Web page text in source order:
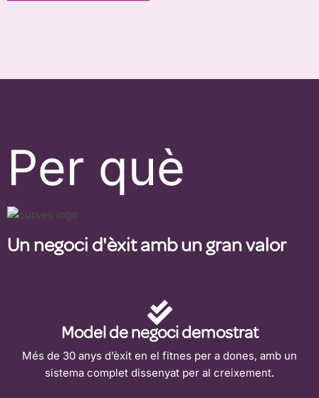
Per què
Un negoci d'èxit amb un gran valor
Model de negoci demostrat
Més de 30 anys d’èxit en el fitnes per a dones, amb un
sistema complet dissenyat per al creixement.